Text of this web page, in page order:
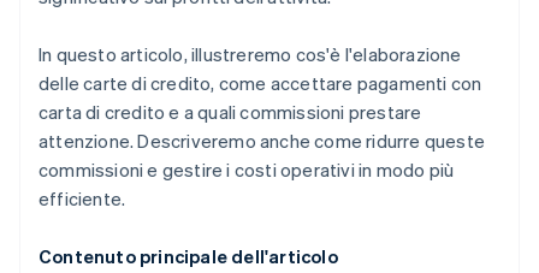
In questo articolo, illustreremo cos'è l'elaborazione
delle carte di credito, come accettare pagamenti con
carta di credito e a quali commissioni prestare
attenzione. Descriveremo anche come ridurre queste
commissioni e gestire i costi operativi in modo più
efficiente.
Contenuto principale dell'articolo